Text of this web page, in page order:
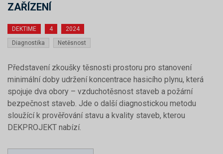
ZAŘÍZENÍ
DEKTIME 4
2024
Diagnostika
Netěsnost
Představení zkoušky těsnosti prostoru pro stanovení
minimální doby udržení koncentrace hasicího plynu, která
spojuje dva obory – vzduchotěsnost staveb a požární
bezpečnost staveb. Jde o další diagnostickou metodu
sloužící k prověřování stavu a kvality staveb, kterou
DEKPROJEKT nabízí.